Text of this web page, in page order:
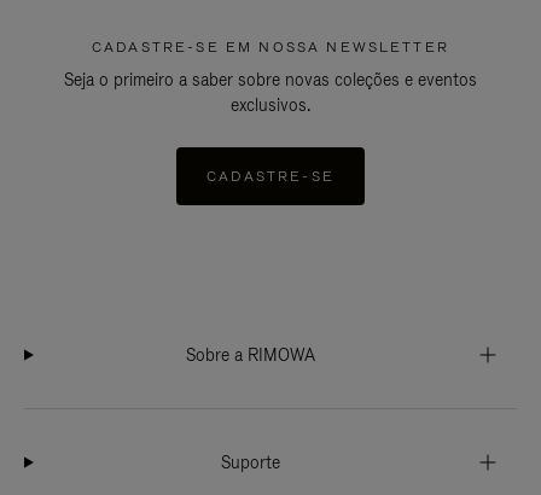
CADASTRE-SE EM NOSSA NEWSLETTER
Seja o primeiro a saber sobre novas coleções e eventos
exclusivos.
CADASTRE-SE
Sobre a RIMOWA
Suporte